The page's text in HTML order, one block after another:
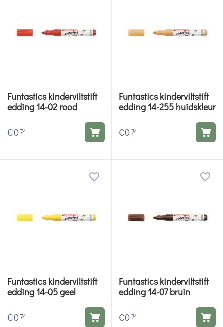
Funtastics kinderviltstift
edding 14-02 rood
€074
Funtastics kinderviltstift
edding 14-255 huidskleur
€074
Funtastics kinderviltstift
edding 14-05 geel
€074
Funtastics kinderviltstift
edding 14-07 bruin
€074